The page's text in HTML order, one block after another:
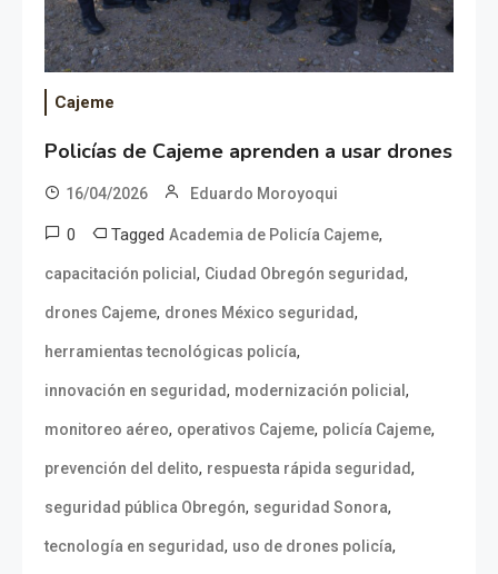
Cajeme
Policías de Cajeme aprenden a usar drones
16/04/2026 Eduardo Moroyoqui
0 Tagged Academia de Policía Cajeme,
capacitación policial , Ciudad Obregón seguridad,
drones Cajeme, drones México seguridad,
herramientas tecnológicas policía,
innovación en seguridad, modernización policial ,
monitoreo aéreo, operativos Cajeme, policía Cajeme,
prevención del delito, respuesta rápida seguridad,
seguridad pública Obregón, seguridad Sonora,
tecnología en seguridad, uso de drones policía,